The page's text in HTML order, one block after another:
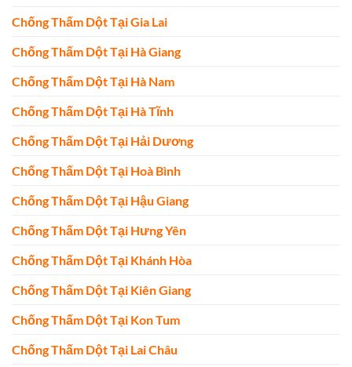
Chống Thấm Dột Tại Gia Lai
Chống Thấm Dột Tại Hà Giang
Chống Thấm Dột Tại Hà Nam
Chống Thấm Dột Tại Hà Tĩnh
Chống Thấm Dột Tại Hải Dương
Chống Thấm Dột Tại Hoà Bình
Chống Thấm Dột Tại Hậu Giang
Chống Thấm Dột Tại Hưng Yên
Chống Thấm Dột Tại Khánh Hòa
Chống Thấm Dột Tại Kiên Giang
Chống Thấm Dột Tại Kon Tum
Chống Thấm Dột Tại Lai Châu